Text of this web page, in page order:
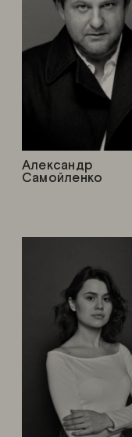
Александр
Самойленко